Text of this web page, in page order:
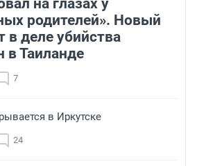
на глазах у
родителей». Новый
в деле убийства
в Таиланде
7
в Иркутске
24